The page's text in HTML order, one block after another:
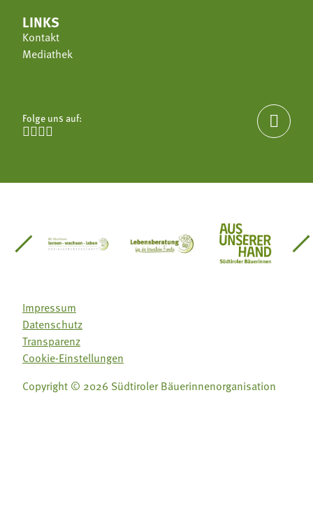
LINKS
Kontakt
Mediathek
Folge uns auf:


Südtirol
Gärtnervereinigung
Sozialgenossenschaft Mit Bäuerinnen lernen -
Lebensberatung für dieAus unserer
Impressum
Datenschutz
Transparenz
Cookie-Einstellungen
Copyright © 2026 Südtiroler Bäuerinnenorganisation